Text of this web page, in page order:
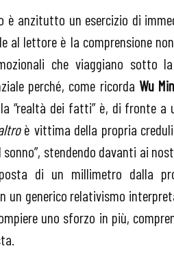
anzitutto un esercizio di
al lettore è la comprensione
che viaggiano sotto
perché, come ricorda Wu
“realtà dei fatti” è, di fronte a
è vittima della propria
sonno”, stendendo davanti ai
di un millimetro dalla
un generico relativismo
uno sforzo in più,